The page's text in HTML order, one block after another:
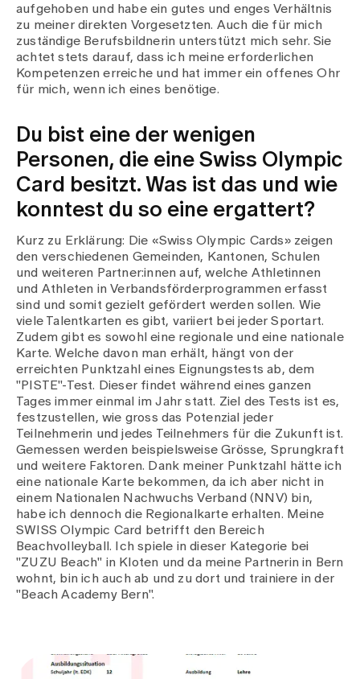
aufgehoben und habe ein gutes und enges Verhältnis
zu meiner direkten Vorgesetzten. Auch die für mich
zuständige Berufsbildnerin unterstützt mich sehr. Sie
achtet stets darauf, dass ich meine erforderlichen
Kompetenzen erreiche und hat immer ein offenes Ohr
für mich, wenn ich eines benötige.
Du bist eine der wenigen
Personen, die eine Swiss Olympic
Card besitzt. Was ist das und wie
konntest du so eine ergattert?
Kurz zu Erklärung: Die «Swiss Olympic Cards» zeigen
den verschiedenen Gemeinden, Kantonen, Schulen
und weiteren Partner:innen auf, welche Athletinnen
und Athleten in Verbandsförderprogrammen erfasst
sind und somit gezielt gefördert werden sollen. Wie
viele Talentkarten es gibt, variiert bei jeder Sportart.
Zudem gibt es sowohl eine regionale und eine nationale
Karte. Welche davon man erhält, hängt von der
erreichten Punktzahl eines Eignungstests ab, dem
"PISTE"-Test. Dieser findet während eines ganzen
Tages immer einmal im Jahr statt. Ziel des Tests ist es,
festzustellen, wie gross das Potenzial jeder
Teilnehmerin und jedes Teilnehmers für die Zukunft ist.
Gemessen werden beispielsweise Grösse, Sprungkraft
und weitere Faktoren. Dank meiner Punktzahl hätte ich
eine nationale Karte bekommen, da ich aber nicht in
einem Nationalen Nachwuchs Verband (NNV) bin,
habe ich dennoch die Regionalkarte erhalten. Meine
SWISS Olympic Card betrifft den Bereich
Beachvolleyball. Ich spiele in dieser Kategorie bei
"ZUZU Beach" in Kloten und da meine Partnerin in Bern
wohnt, bin ich auch ab und zu dort und trainiere in der
"Beach Academy Bern".